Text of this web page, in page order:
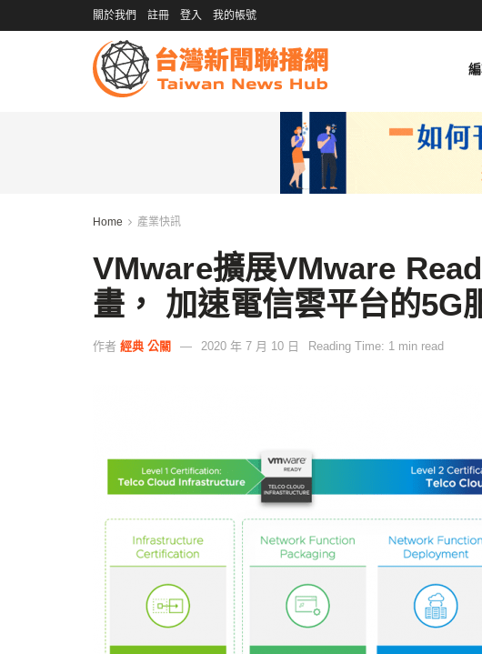
關於我們 註冊 登入 我的帳號
Home 產業快訊
VMware擴展VMware
畫， 加速電信雲平台的5G
作者 經典 公關 2020 年 7 月 10 日 Reading Time: 1 min read